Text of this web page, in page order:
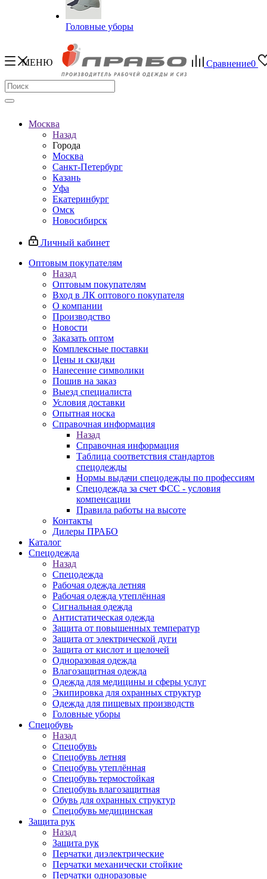
Головные уборы
МЕНЮ Сравнение0
Москва
Назад
Города
Москва
Санкт-Петербург
Казань
Уфа
Екатеринбург
Омск
Новосибирск
Личный кабинет
Оптовым покупателям
Назад
Оптовым покупателям
Вход в ЛК оптового покупателя
О компании
Производство
Новости
Заказать оптом
Комплексные поставки
Цены и скидки
Нанесение символики
Пошив на заказ
Выезд специалиста
Условия доставки
Опытная носка
Справочная информация
Назад
Справочная информация
Таблица соответствия стандартов
спецодежды
Нормы выдачи спецодежды по профессиям
Спецодежда за счет ФСС - условия
компенсации
Правила работы на высоте
Контакты
Дилеры ПРАБО
Каталог
Спецодежда
Назад
Спецодежда
Рабочая одежда летняя
Рабочая одежда утеплённая
Сигнальная одежда
Антистатическая одежда
Защита от повышенных температур
Защита от электрической дуги
Защита от кислот и щелочей
Одноразовая одежда
Влагозащитная одежда
Одежда для медицины и сферы услуг
Экипировка для охранных структур
Одежда для пищевых производств
Головные уборы
Спецобувь
Назад
Спецобувь
Спецобувь летняя
Спецобувь утеплённая
Спецобувь термостойкая
Спецобувь влагозащитная
Обувь для охранных структур
Спецобувь медицинская
Защита рук
Назад
Защита рук
Перчатки диэлектрические
Перчатки механически стойкие
Перчатки одноразовые